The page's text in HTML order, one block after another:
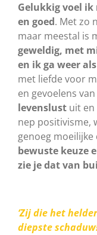
Gelukkig voel
en goed. Met zo
maar meestal is
geweldig, met
en ik ga weer
met liefde voor
en gevoelens
levenslust uit
nep positivisme,
genoeg moeilijke
bewuste keuze
zie je dat van
‘Zij die het
diepste